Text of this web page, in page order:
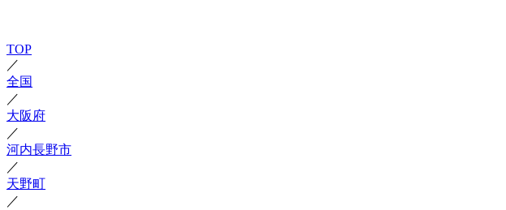
TOP
／
全国
／
大阪府
／
河内長野市
／
天野町
／